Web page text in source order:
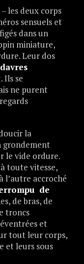
les deux corps
sensuels et
dans un
miniature,
Leur dos
Ils se
ne purent
la
grondement
le vide ordure.
toute vitesse,
l’autre accroché
de
de bras, de
troncs
et
tout leur corps,
et leurs sous